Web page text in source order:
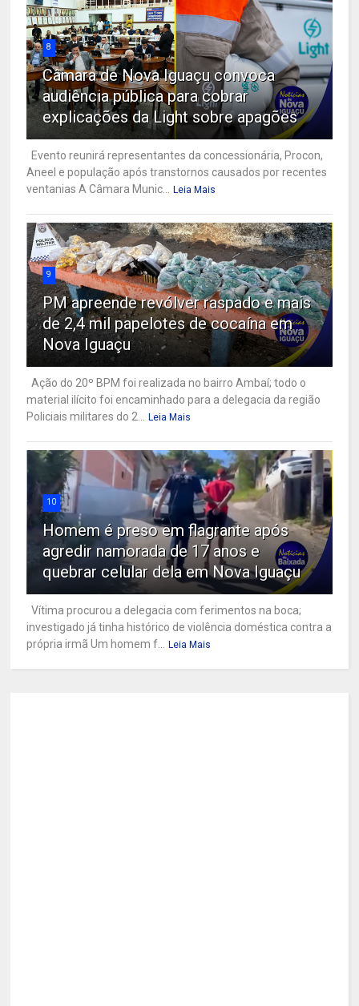
8
Câmara de Nova Iguaçu convoca
audiência pública para cobrar
explicações da Light sobre apagões
Evento reunirá representantes da concessionária, Procon,
Aneel e população após transtornos causados por recentes
ventanias A Câmara Munic...
Leia Mais
9
PM apreende revólver raspado e mais
de 2,4 mil papelotes de cocaína em
Nova Iguaçu
Ação do 20º BPM foi realizada no bairro Ambaí; todo o
material ilícito foi encaminhado para a delegacia da região
Policiais militares do 2...
Leia Mais
10
Homem é preso em flagrante após
agredir namorada de 17 anos e
quebrar celular dela em Nova Iguaçu
Vítima procurou a delegacia com ferimentos na boca;
investigado já tinha histórico de violência doméstica contra a
própria irmã Um homem f...
Leia Mais